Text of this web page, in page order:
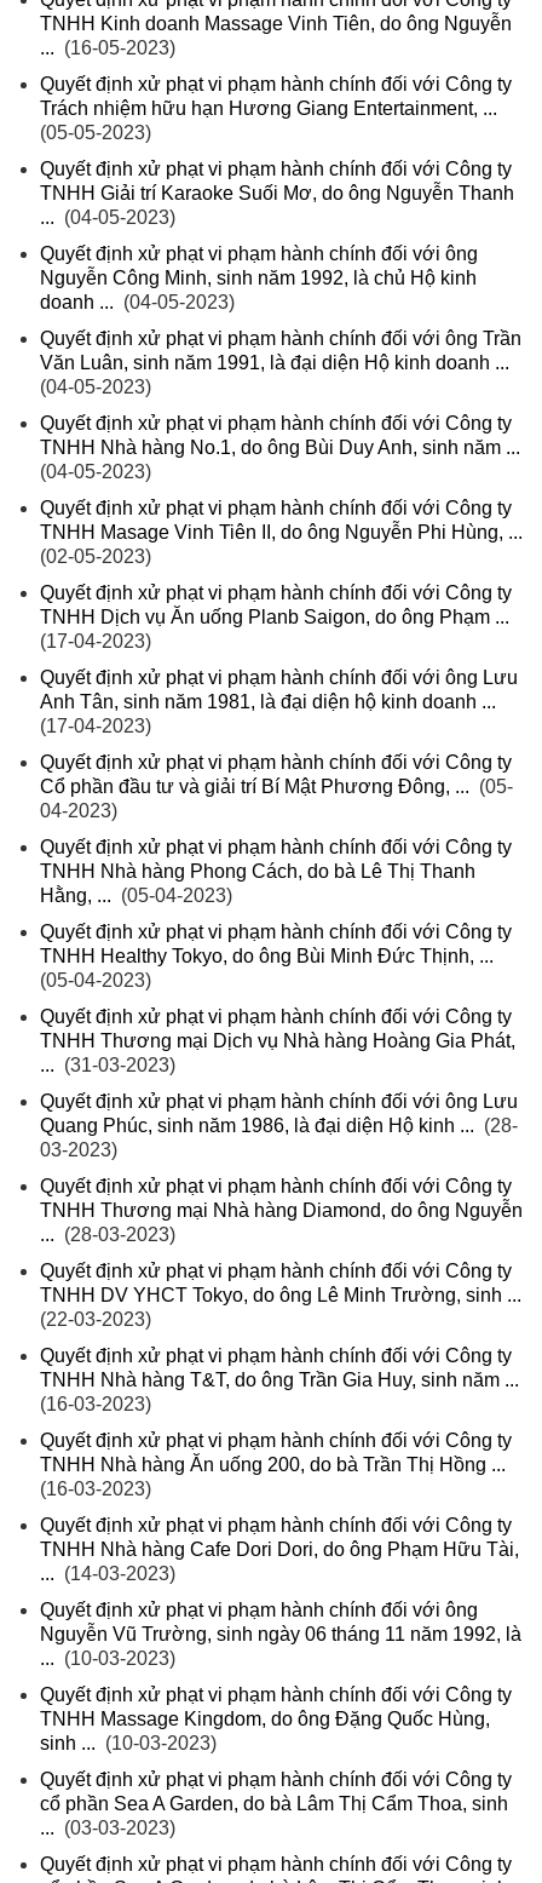
TNHH Kinh doanh Massage Vinh Tiên, do ông Nguyễn
... (16-05-2023)
Quyết định xử phạt vi phạm hành chính đối với Công ty
Trách nhiệm hữu hạn Hương Giang Entertainment, ...
(05-05-2023)
Quyết định xử phạt vi phạm hành chính đối với Công ty
TNHH Giải trí Karaoke Suối Mơ, do ông Nguyễn Thanh
... (04-05-2023)
Quyết định xử phạt vi phạm hành chính đối với ông
Nguyễn Công Minh, sinh năm 1992, là chủ Hộ kinh
doanh ... (04-05-2023)
Quyết định xử phạt vi phạm hành chính đối với ông Trần
Văn Luân, sinh năm 1991, là đại diện Hộ kinh doanh ...
(04-05-2023)
Quyết định xử phạt vi phạm hành chính đối với Công ty
TNHH Nhà hàng No.1, do ông Bùi Duy Anh, sinh năm ...
(04-05-2023)
Quyết định xử phạt vi phạm hành chính đối với Công ty
TNHH Masage Vinh Tiên II, do ông Nguyễn Phi Hùng, ...
(02-05-2023)
Quyết định xử phạt vi phạm hành chính đối với Công ty
TNHH Dịch vụ Ăn uống Planb Saigon, do ông Phạm ...
(17-04-2023)
Quyết định xử phạt vi phạm hành chính đối với ông Lưu
Anh Tân, sinh năm 1981, là đại diện hộ kinh doanh ...
(17-04-2023)
Quyết định xử phạt vi phạm hành chính đối với Công ty
Cổ phần đầu tư và giải trí Bí Mật Phương Đông, ... (05-
04-2023)
Quyết định xử phạt vi phạm hành chính đối với Công ty
TNHH Nhà hàng Phong Cách, do bà Lê Thị Thanh
Hằng, ... (05-04-2023)
Quyết định xử phạt vi phạm hành chính đối với Công ty
TNHH Healthy Tokyo, do ông Bùi Minh Đức Thịnh, ...
(05-04-2023)
Quyết định xử phạt vi phạm hành chính đối với Công ty
TNHH Thương mại Dịch vụ Nhà hàng Hoàng Gia Phát,
... (31-03-2023)
Quyết định xử phạt vi phạm hành chính đối với ông Lưu
Quang Phúc, sinh năm 1986, là đại diện Hộ kinh ... (28-
03-2023)
Quyết định xử phạt vi phạm hành chính đối với Công ty
TNHH Thương mại Nhà hàng Diamond, do ông Nguyễn
... (28-03-2023)
Quyết định xử phạt vi phạm hành chính đối với Công ty
TNHH DV YHCT Tokyo, do ông Lê Minh Trường, sinh ...
(22-03-2023)
Quyết định xử phạt vi phạm hành chính đối với Công ty
TNHH Nhà hàng T&T, do ông Trần Gia Huy, sinh năm ...
(16-03-2023)
Quyết định xử phạt vi phạm hành chính đối với Công ty
TNHH Nhà hàng Ăn uống 200, do bà Trần Thị Hồng ...
(16-03-2023)
Quyết định xử phạt vi phạm hành chính đối với Công ty
TNHH Nhà hàng Cafe Dori Dori, do ông Phạm Hữu Tài,
... (14-03-2023)
Quyết định xử phạt vi phạm hành chính đối với ông
Nguyễn Vũ Trường, sinh ngày 06 tháng 11 năm 1992, là
... (10-03-2023)
Quyết định xử phạt vi phạm hành chính đối với Công ty
TNHH Massage Kingdom, do ông Đặng Quốc Hùng,
sinh ... (10-03-2023)
Quyết định xử phạt vi phạm hành chính đối với Công ty
cổ phần Sea A Garden, do bà Lâm Thị Cẩm Thoa, sinh
... (03-03-2023)
Quyết định xử phạt vi phạm hành chính đối với Công ty